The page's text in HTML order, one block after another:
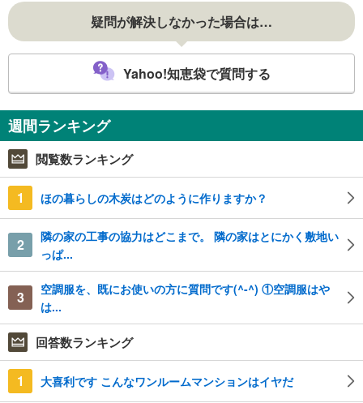
疑問が解決しなかった場合は…
Yahoo!知恵袋で質問する
週間ランキング
閲覧数ランキング
1 ほの暮らしの木炭はどのように作りますか？
2
隣の家の工事の協力はどこまで。 隣の家はとにかく敷地い
っぱ...
3
空調服を、既にお使いの方に質問です(^-^) ①空調服はや
は...
回答数ランキング
1 大喜利です こんなワンルームマンションはイヤだ